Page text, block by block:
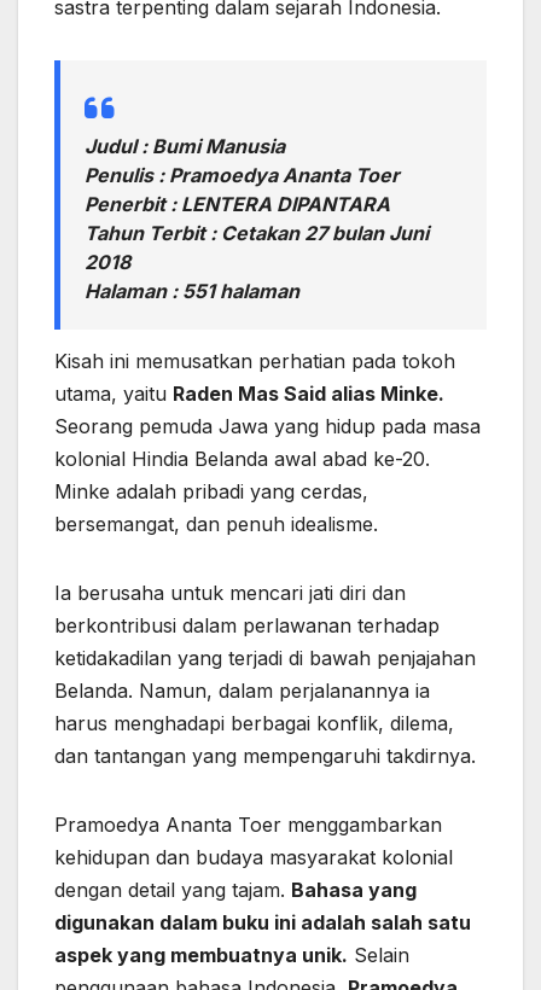
sastra terpenting dalam sejarah Indonesia.
Judul : Bumi Manusia
Penulis : Pramoedya Ananta Toer
Penerbit : LENTERA DIPANTARA
Tahun Terbit : Cetakan 27 bulan Juni
2018
Halaman : 551 halaman
Kisah ini memusatkan perhatian pada tokoh
utama, yaitu Raden Mas Said alias Minke.
Seorang pemuda Jawa yang hidup pada masa
kolonial Hindia Belanda awal abad ke-20.
Minke adalah pribadi yang cerdas,
bersemangat, dan penuh idealisme.
Ia berusaha untuk mencari jati diri dan
berkontribusi dalam perlawanan terhadap
ketidakadilan yang terjadi di bawah penjajahan
Belanda. Namun, dalam perjalanannya ia
harus menghadapi berbagai konflik, dilema,
dan tantangan yang mempengaruhi takdirnya.
Pramoedya Ananta Toer menggambarkan
kehidupan dan budaya masyarakat kolonial
dengan detail yang tajam. Bahasa yang
digunakan dalam buku ini adalah salah satu
aspek yang membuatnya unik. Selain